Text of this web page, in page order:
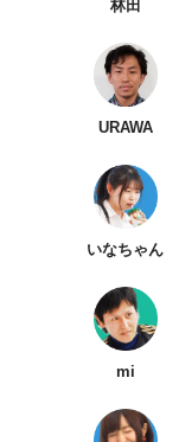
林田
URAWA
いなちゃん
mi